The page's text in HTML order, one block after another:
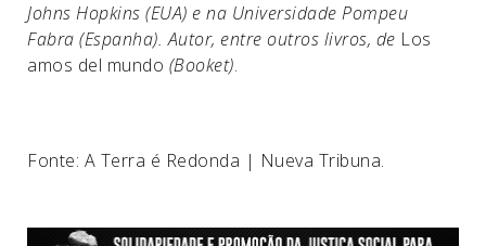
Johns Hopkins (EUA) e na Universidade Pompeu
Fabra (Espanha). Autor, entre outros livros, de Los
amos del mundo (Booket).
Fonte: A Terra é Redonda | Nueva Tribuna.